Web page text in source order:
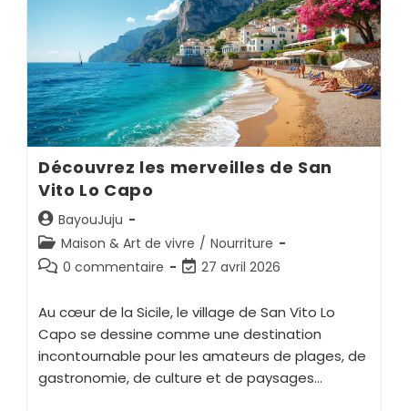
Découvrez les merveilles de San
Vito Lo Capo
BayouJuju
Maison & Art de vivre / Nourriture
0 commentaire
27 avril 2026
Au cœur de la Sicile, le village de San Vito Lo
Capo se dessine comme une destination
incontournable pour les amateurs de plages, de
gastronomie, de culture et de paysages…